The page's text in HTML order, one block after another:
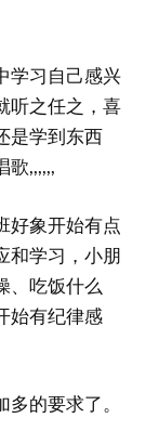
学习自己感兴
听之任之，喜
是学到东西
歌,,,,,,
好象开始有点
和学习，小朋
、吃饭什么
始有纪律感
的要求了。